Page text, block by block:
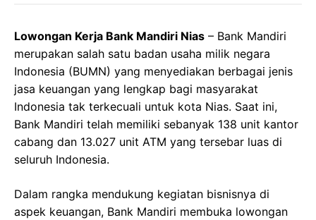
Lowongan Kerja Bank Mandiri Nias – Bank Mandiri
merupakan salah satu badan usaha milik negara
Indonesia (BUMN) yang menyediakan berbagai jenis
jasa keuangan yang lengkap bagi masyarakat
Indonesia tak terkecuali untuk kota Nias. Saat ini,
Bank Mandiri telah memiliki sebanyak 138 unit kantor
cabang dan 13.027 unit ATM yang tersebar luas di
seluruh Indonesia.
Dalam rangka mendukung kegiatan bisnisnya di
aspek keuangan, Bank Mandiri membuka lowongan